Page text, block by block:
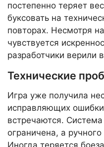
постепенно теряет
буксовать на
повторах. Несмотря
чувствуется
разработчики верили
Технические
Игра уже получила
исправляющих
встречаются.
ограничена, а
Иногда теряется